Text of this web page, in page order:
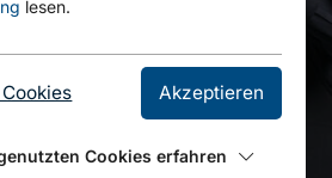
lesen.
Akzeptieren
Cookies erfahren